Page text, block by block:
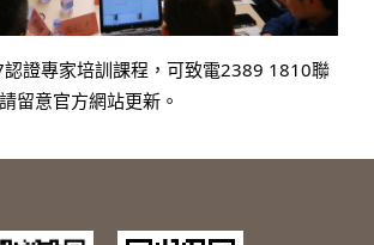
證專家培訓課程，可致電2389 1810聯
留意官方網站更新。